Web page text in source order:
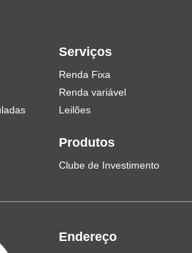
Serviços
Renda Fixa
Renda variável
Leilões
Produtos
Clube de Investimento
Endereço